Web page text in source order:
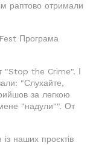
раптово отримали
Програма
"Stop the Crime". І
"Слухайте,
за легкою
"надули"". От
наших проєктів